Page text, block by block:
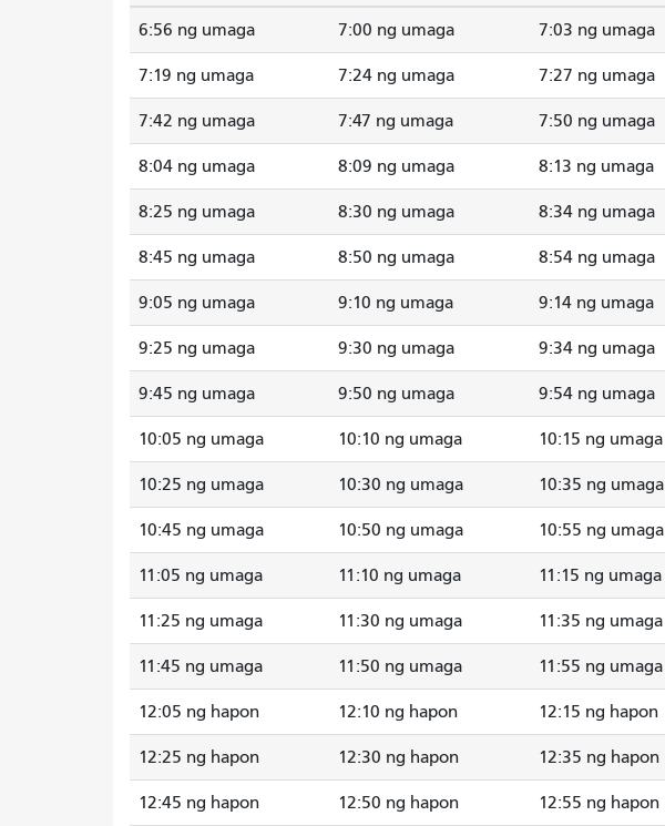
6:56 ng umaga 7:00 ng umaga 7:03 ng umaga
7:19 ng umaga 7:24 ng umaga 7:27 ng umaga
7:42 ng umaga 7:47 ng umaga 7:50 ng umaga
8:04 ng umaga 8:09 ng umaga 8:13 ng umaga
8:25 ng umaga 8:30 ng umaga 8:34 ng umaga
8:45 ng umaga 8:50 ng umaga 8:54 ng umaga
9:05 ng umaga 9:10 ng umaga 9:14 ng umaga
9:25 ng umaga 9:30 ng umaga 9:34 ng umaga
9:45 ng umaga 9:50 ng umaga 9:54 ng umaga
10:05 ng umaga 10:10 ng umaga 10:15 ng umaga
10:25 ng umaga 10:30 ng umaga 10:35 ng umaga
10:45 ng umaga 10:50 ng umaga 10:55 ng umaga
11:05 ng umaga 11:10 ng umaga 11:15 ng umaga
11:25 ng umaga 11:30 ng umaga 11:35 ng umaga
11:45 ng umaga 11:50 ng umaga 11:55 ng umaga
12:05 ng hapon 12:10 ng hapon 12:15 ng hapon
12:25 ng hapon 12:30 ng hapon 12:35 ng hapon
12:45 ng hapon 12:50 ng hapon 12:55 ng hapon